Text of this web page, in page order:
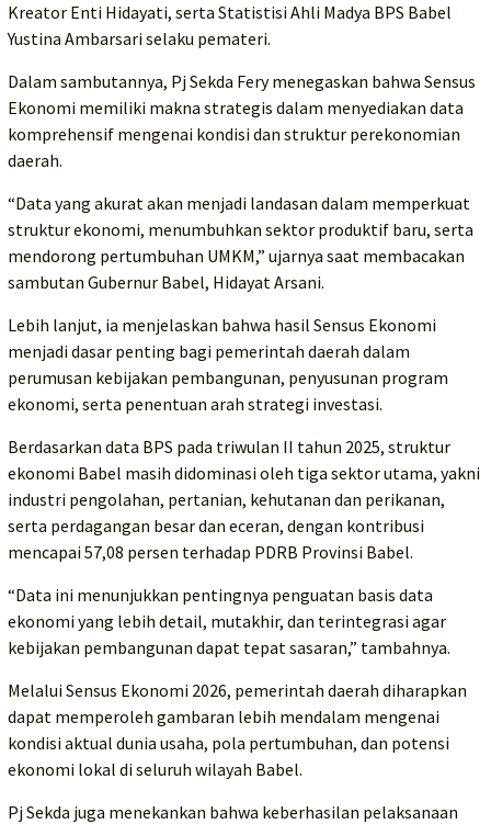
Kreator Enti Hidayati, serta Statistisi Ahli Madya BPS Babel
Yustina Ambarsari selaku pemateri.
Dalam sambutannya, Pj Sekda Fery menegaskan bahwa Sensus
Ekonomi memiliki makna strategis dalam menyediakan data
komprehensif mengenai kondisi dan struktur perekonomian
daerah.
“Data yang akurat akan menjadi landasan dalam memperkuat
struktur ekonomi, menumbuhkan sektor produktif baru, serta
mendorong pertumbuhan UMKM,” ujarnya saat membacakan
sambutan Gubernur Babel, Hidayat Arsani.
Lebih lanjut, ia menjelaskan bahwa hasil Sensus Ekonomi
menjadi dasar penting bagi pemerintah daerah dalam
perumusan kebijakan pembangunan, penyusunan program
ekonomi, serta penentuan arah strategi investasi.
Berdasarkan data BPS pada triwulan II tahun 2025, struktur
ekonomi Babel masih didominasi oleh tiga sektor utama, yakni
industri pengolahan, pertanian, kehutanan dan perikanan,
serta perdagangan besar dan eceran, dengan kontribusi
mencapai 57,08 persen terhadap PDRB Provinsi Babel.
“Data ini menunjukkan pentingnya penguatan basis data
ekonomi yang lebih detail, mutakhir, dan terintegrasi agar
kebijakan pembangunan dapat tepat sasaran,” tambahnya.
Melalui Sensus Ekonomi 2026, pemerintah daerah diharapkan
dapat memperoleh gambaran lebih mendalam mengenai
kondisi aktual dunia usaha, pola pertumbuhan, dan potensi
ekonomi lokal di seluruh wilayah Babel.
Pj Sekda juga menekankan bahwa keberhasilan pelaksanaan